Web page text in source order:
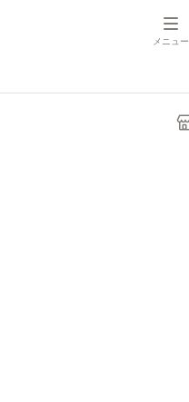
メニュー